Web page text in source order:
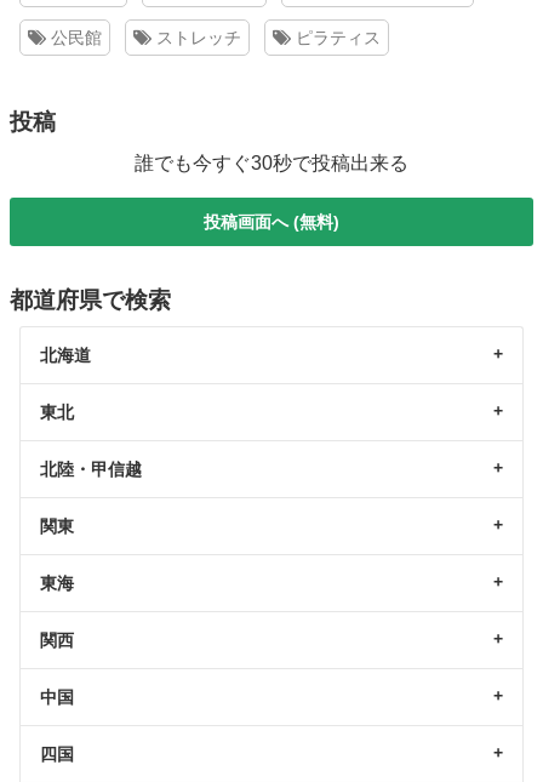
公民館 ストレッチ ピラティス
投稿
誰でも今すぐ30秒で投稿出来る
投稿画面へ (無料)
都道府県で検索
北海道
東北
北陸・甲信越
関東
東海
関西
中国
四国